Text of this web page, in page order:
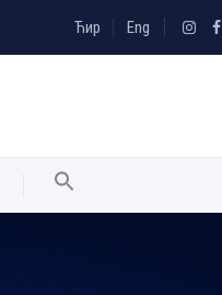
Ћир Eng